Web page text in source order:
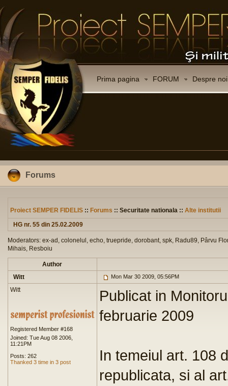
Prima pagina FORUM Despre noi
Forums
Proiect SEMPER FIDELIS :: Forums :: Securitate nationala :: Alte institutii
HG nr. 55 din 25.02.2009
Moderators: ex-ad, colonelul, echo, truepride, dorobant, spk, Radu89, Pârvu
Mihais, Resboiu
Author
Witt
Mon Mar 30 2009, 05:56PM
Witt
Registered Member #168
Joined: Tue Aug 08 2006,
11:21PM
Posts: 262
Thanked 3 time in 3 post
Publicat in
februarie 2009
In temeiul art. 108
republicata, si al